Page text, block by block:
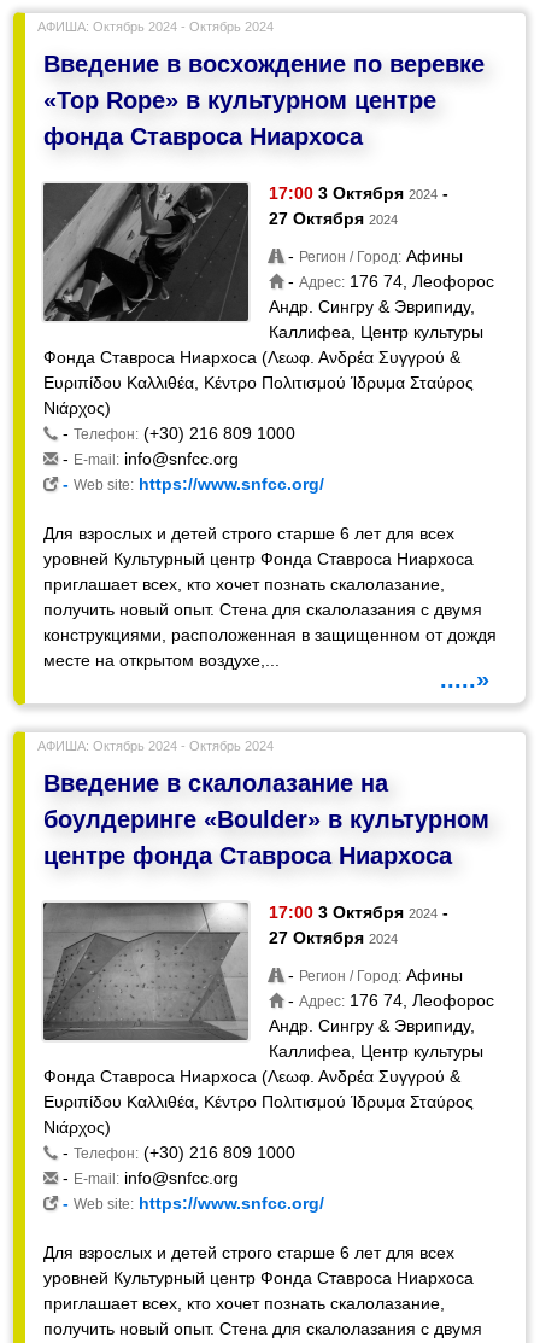
АФИША: Октябрь 2024 - Октябрь 2024
Введение в восхождение по веревке
«Top Rope» в культурном центре
фонда Ставроса Ниархоса
17:00 3 Октября2024 -
27 Октября2024
- Регион / Город: Афины
-Адрес: 176 74, Леофорос
Андр. Сингру & Эврипиду,
Каллифеа, Центр культуры
Фонда Ставроса Ниархоса (Λεωφ. Ανδρέα Συγγρού &
Ευριπίδου Καλλιθέα, Κέντρο Πολιτισμού Ίδρυμα Σταύρος
Νιάρχος)
-Телефон: (+30) 216 809 1000
- E-mail: info@snfcc.org
-Web site: https://www.snfcc.org/
Для взрослых и детей строго старше 6 лет для всех
уровней Культурный центр Фонда Ставроса Ниархоса
приглашает всех, кто хочет познать скалолазание,
получить новый опыт. Стена для скалолазания с двумя
конструкциями, расположенная в защищенном от дождя
месте на открытом воздухе,...
.....»
АФИША: Октябрь 2024 - Октябрь 2024
Введение в скалолазание на
боулдеринге «Boulder» в культурном
центре фонда Ставроса Ниархоса
17:00 3 Октября2024 -
27 Октября2024
- Регион / Город: Афины
-Адрес: 176 74, Леофорос
Андр. Сингру & Эврипиду,
Каллифеа, Центр культуры
Фонда Ставроса Ниархоса (Λεωφ. Ανδρέα Συγγρού &
Ευριπίδου Καλλιθέα, Κέντρο Πολιτισμού Ίδρυμα Σταύρος
Νιάρχος)
-Телефон: (+30) 216 809 1000
- E-mail: info@snfcc.org
-Web site: https://www.snfcc.org/
Для взрослых и детей строго старше 6 лет для всех
уровней Культурный центр Фонда Ставроса Ниархоса
приглашает всех, кто хочет познать скалолазание,
получить новый опыт. Стена для скалолазания с двумя